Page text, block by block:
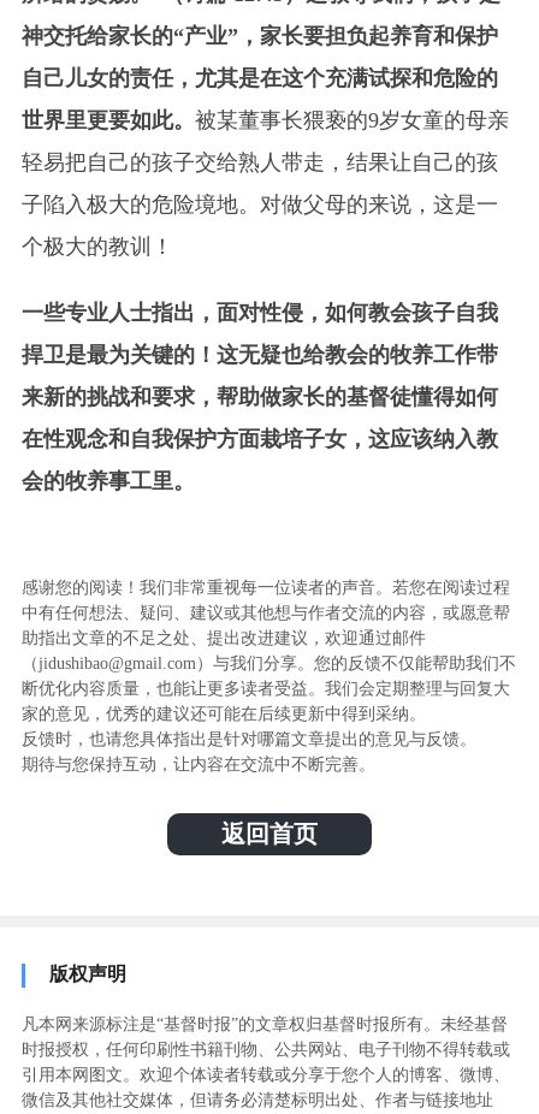
神交托给家长的“产业”，家长要担负起养育和保护
自己儿女的责任，尤其是在这个充满试探和危险的
世界里更要如此。 被某董事长猥亵的9岁女童的母亲
轻易把自己的孩子交给熟人带走，结果让自己的孩
子陷入极大的危险境地。对做父母的来说，这是一
个极大的教训！
一些专业人士指出，面对性侵，如何教会孩子自我
捍卫是最为关键的！这无疑也给教会的牧养工作带
来新的挑战和要求，帮助做家长的基督徒懂得如何
在性观念和自我保护方面栽培子女，这应该纳入教
会的牧养事工里。
感谢您的阅读！我们非常重视每一位读者的声音。若您在阅读过程
中有任何想法、疑问、建议或其他想与作者交流的内容，或愿意帮
助指出文章的不足之处、提出改进建议，欢迎通过邮件
（jidushibao@gmail.com）与我们分享。您的反馈不仅能帮助我们不
断优化内容质量，也能让更多读者受益。我们会定期整理与回复大
家的意见，优秀的建议还可能在后续更新中得到采纳。
反馈时，也请您具体指出是针对哪篇文章提出的意见与反馈。
期待与您保持互动，让内容在交流中不断完善。
返回首页
版权声明
凡本网来源标注是“基督时报”的文章权归基督时报所有。未经基督
时报授权，任何印刷性书籍刊物、公共网站、电子刊物不得转载或
引用本网图文。欢迎个体读者转载或分享于您个人的博客、微博、
微信及其他社交媒体，但请务必清楚标明出处、作者与链接地址